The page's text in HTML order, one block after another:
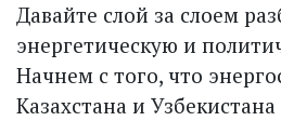
Давайте слой за слоем
энергетическую и
Начнем с того, что
Казахстана и